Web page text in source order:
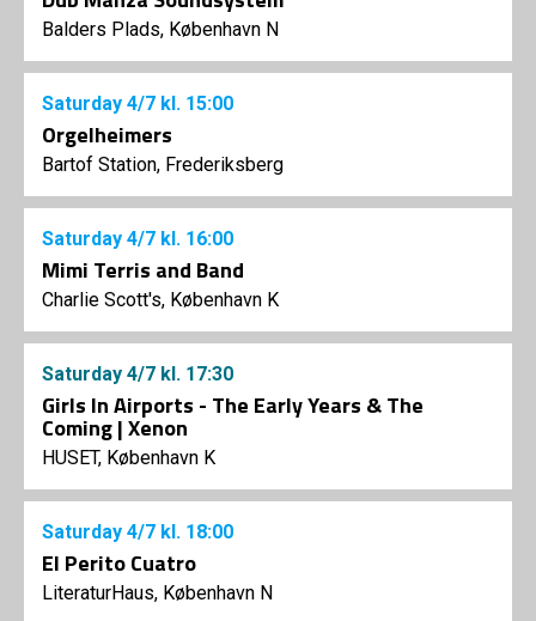
Balders Plads, København N
Saturday 4/7 kl. 15:00
Orgelheimers
Bartof Station, Frederiksberg
Saturday 4/7 kl. 16:00
Mimi Terris and Band
Charlie Scott's, København K
Saturday 4/7 kl. 17:30
Girls In Airports - The Early Years & The
Coming | Xenon
HUSET, København K
Saturday 4/7 kl. 18:00
El Perito Cuatro
LiteraturHaus, København N